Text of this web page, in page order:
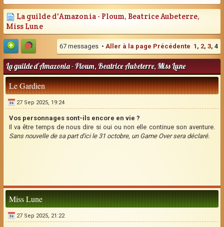
La guilde d'Amazonia - Ploum, Beatrice Aubeterre,
Miss Lune
67 messages • Aller à la page Précédente 1 , 2, 3, 4
La guilde d'Amazonia - Ploum, Beatrice Aubeterre, Miss Lune
Le Gardien
27 Sep 2025, 19:24
Vos personnages sont-ils encore en vie ?
Il va être temps de nous dire si oui ou non elle continue son aventure.
Sans nouvelle de sa part d'ici le 31 octobre, un Game Over sera déclaré.
Miss Lune
27 Sep 2025, 21:22